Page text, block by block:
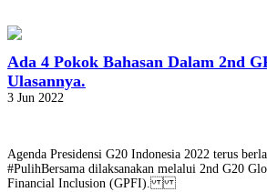
Ada 4 Pokok Bahasan Dalam 2nd
Ulasannya.
3 Jun 2022
Agenda Presidensi G20 Indonesia 2022 terus
#PulihBersama dilaksanakan melalui 2nd G20
Financial Inclusion (GPFI).